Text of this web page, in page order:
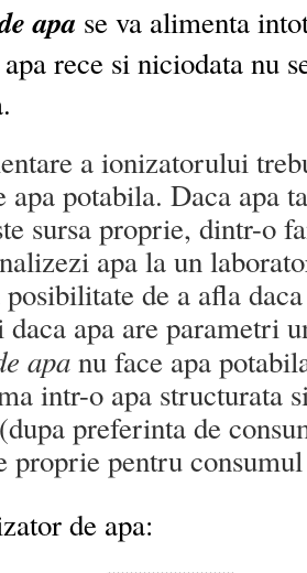
apa se va alimenta
rece si niciodata nu
a ionizatorului
potabila. Daca apa
sursa proprie, dintr-o
apa la un
de a afla
daca apa are parametri
apanu face apa
intr-o apa structurata
preferinta de
proprie pentru
de apa: